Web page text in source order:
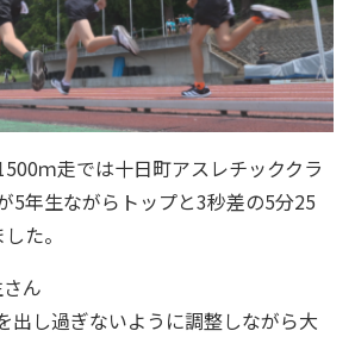
ｍ走では十日町アスレチッククラ
5年生ながらトップと3秒差の5分25
た。
ん
出し過ぎないように調整しながら大